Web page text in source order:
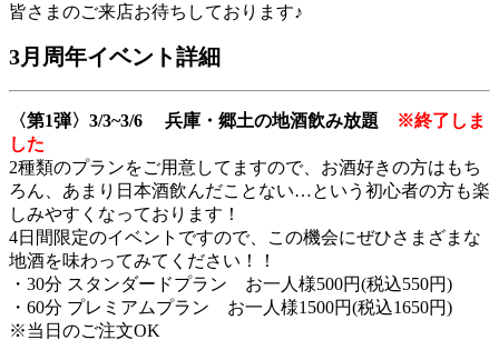
皆さまのご来店お待ちしております♪
3月周年イベント詳細
〈第1弾〉3/3~3/6 兵庫・郷土の地酒飲み放題
※終了しま
した
2種類のプランをご用意してますので、お酒好きの方はもち
ろん、あまり日本酒飲んだことない…という初心者の方も楽
しみやすくなっております！
4日間限定のイベントですので、この機会にぜひさまざまな
地酒を味わってみてください！！
・30分 スタンダードプラン お一人様500円(税込550円)
・60分 プレミアムプラン お一人様1500円(税込1650円)
※当日のご注文OK